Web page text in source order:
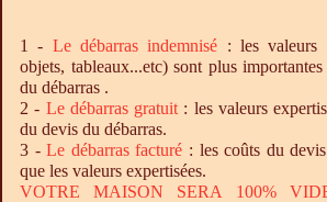
1 - Ledébarras indemnisé : les valeurs
objets, tableaux...etc) sont plus
du débarras .
2 - Le débarrasgratuit : les valeurs
du devis du débarras.
3 -Le débarrasfacturé : les coûts du
que les valeurs expertisées.
VOTRE MAISON SERA 100%